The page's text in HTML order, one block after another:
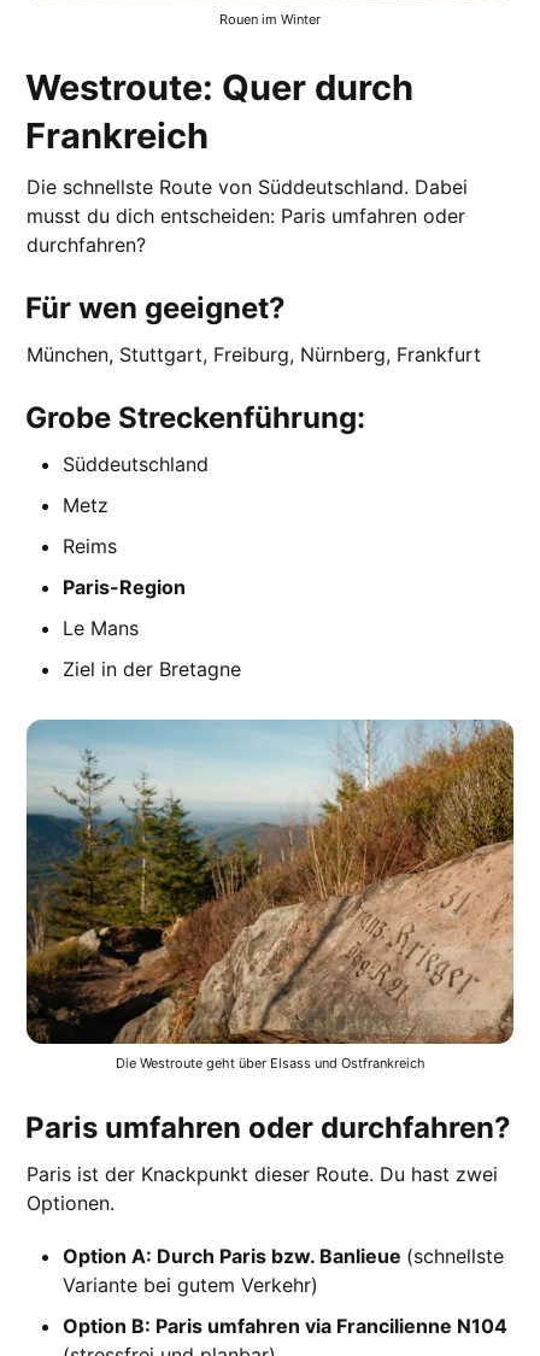
Rouen im Winter
Westroute: Quer durch
Frankreich
Die schnellste Route von Süddeutschland. Dabei
musst du dich entscheiden: Paris umfahren oder
durchfahren?
Für wen geeignet?
München, Stuttgart, Freiburg, Nürnberg, Frankfurt
Grobe Streckenführung:
Süddeutschland
Metz
Reims
Paris-Region
Le Mans
Ziel in der Bretagne
Die Westroute geht über Elsass und Ostfrankreich
Paris umfahren oder durchfahren?
Paris ist der Knackpunkt dieser Route. Du hast zwei
Optionen.
Option A: Durch Paris bzw. Banlieue (schnellste
Variante bei gutem Verkehr)
Option B: Paris umfahren via Francilienne N104